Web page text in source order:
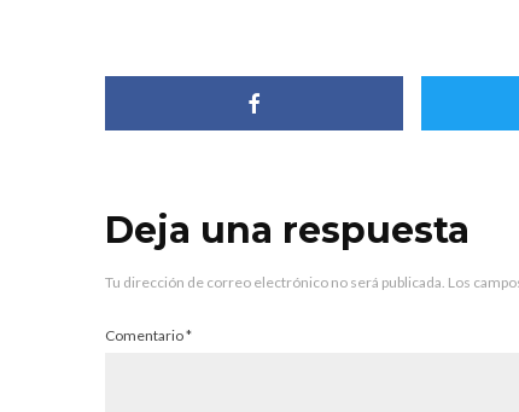
Deja una respuesta
Tu dirección de correo electrónico no será publicada. Los
Comentario*